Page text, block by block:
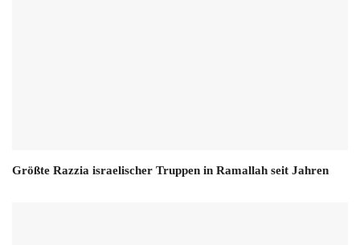
Größte Razzia israelischer Truppen in Ramallah seit Jahren